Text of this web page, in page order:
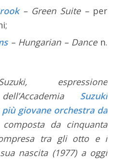
– Green Suite – per
– Hungarian – Dance n.
espressione
Suzuki
più giovane orchestra da
da cinquanta
tra gli otto e i
nascita (1977) a oggi